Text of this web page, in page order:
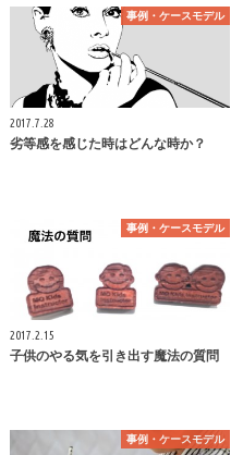
事例・ケースモデル
2017.7.28
劣等感を感じた時はどんな時か？
事例・ケースモデル
2017.2.15
子供のやる気を引き出す魔法の質問
事例・ケースモデル